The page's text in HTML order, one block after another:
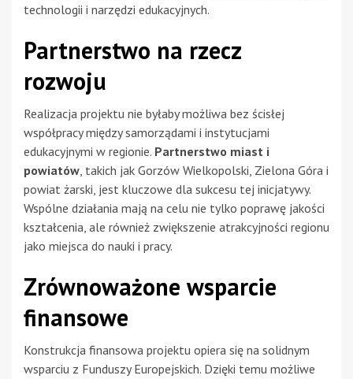
technologii i narzędzi edukacyjnych.
Partnerstwo na rzecz
rozwoju
Realizacja projektu nie byłaby możliwa bez ścisłej
współpracy między samorządami i instytucjami
edukacyjnymi w regionie. Partnerstwo miast i
powiatów, takich jak Gorzów Wielkopolski, Zielona Góra i
powiat żarski, jest kluczowe dla sukcesu tej inicjatywy.
Wspólne działania mają na celu nie tylko poprawę jakości
kształcenia, ale również zwiększenie atrakcyjności regionu
jako miejsca do nauki i pracy.
Zrównoważone wsparcie
finansowe
Konstrukcja finansowa projektu opiera się na solidnym
wsparciu z Funduszy Europejskich. Dzięki temu możliwe